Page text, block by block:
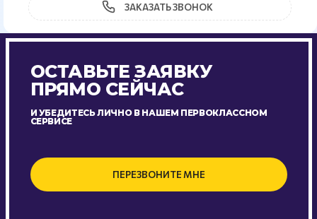
ЗАКАЗАТЬ ЗВОНОК
ОСТАВЬТЕ ЗАЯВКУ
ПРЯМО СЕЙЧАС
И УБЕДИТЕСЬ ЛИЧНО В НАШЕМ ПЕРВОКЛАССНОМ
СЕРВИСЕ
ПЕРЕЗВОНИТЕ МНЕ